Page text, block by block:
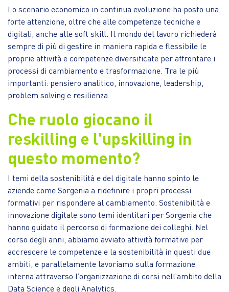
Lo scenario economico in continua evoluzione ha posto una
forte attenzione, oltre che alle competenze tecniche e
digitali, anche alle soft skill. Il mondo del lavoro richiederà
sempre di più di gestire in maniera rapida e flessibile le
proprie attività e competenze diversificate per affrontare i
processi di cambiamento e trasformazione. Tra le più
importanti: pensiero analitico, innovazione, leadership,
problem solving e resilienza.
Che ruolo giocano il
reskilling e l'upskilling in
questo momento?
I temi della sostenibilità e del digitale hanno spinto le
aziende come Sorgenia a ridefinire i propri processi
formativi per rispondere al cambiamento. Sostenibilità e
innovazione digitale sono temi identitari per Sorgenia che
hanno guidato il percorso di formazione dei colleghi. Nel
corso degli anni, abbiamo avviato attività formative per
accrescere le competenze e la sostenibilità in questi due
ambiti, e parallelamente lavoriamo sulla formazione
interna attraverso l’organizzazione di corsi nell’ambito della
Data Science e degli Analytics.